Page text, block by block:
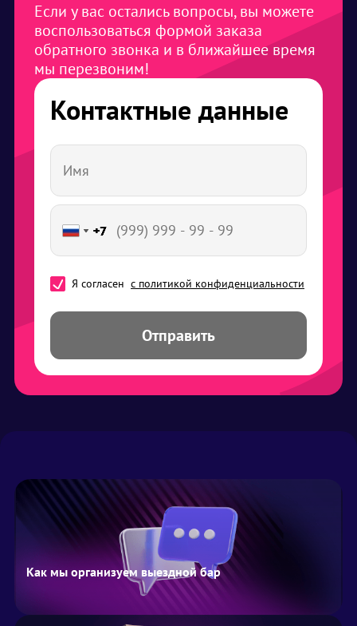
Если у вас остались вопросы, вы можете
воспользоваться формой заказа
обратного звонка и в ближайшее время
мы перезвоним!
Контактные данные
+7
+7
+7
+7
+7
Я согласен с политикой конфиденциальности
Отправить
Как мы организуем выездной бар